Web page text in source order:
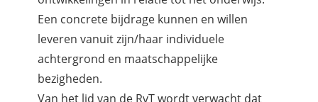
Een concrete bijdrage kunnen en willen
leveren vanuit zijn/haar individuele
achtergrond en maatschappelijke
bezigheden.
Van het lid van de RvT wordt verwacht dat